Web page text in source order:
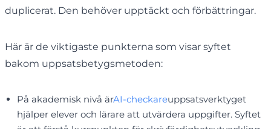
duplicerat. Den behöver upptäckt och förbättringar.
Här är de viktigaste punkterna som visar syftet
bakom uppsatsbetygsmetoden:
På akademisk nivå ärAI-checkareuppsatsverktyget
hjälper elever och lärare att utvärdera uppgifter. Syftet